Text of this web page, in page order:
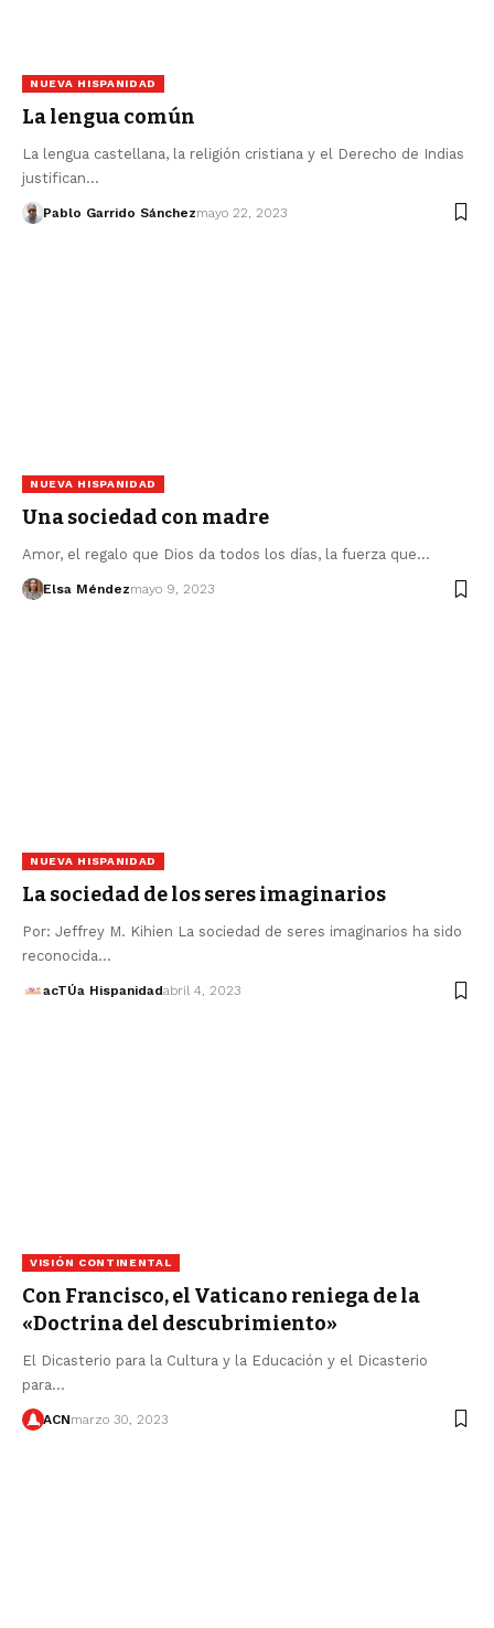
NUEVA HISPANIDAD
La lengua común
La lengua castellana, la religión cristiana y el Derecho de Indias
justifican…
Pablo Garrido Sánchezmayo 22, 2023
NUEVA HISPANIDAD
Una sociedad con madre
Amor, el regalo que Dios da todos los días, la fuerza que…
Elsa Méndezmayo 9, 2023
NUEVA HISPANIDAD
La sociedad de los seres imaginarios
Por: Jeffrey M. Kihien La sociedad de seres imaginarios ha sido
reconocida…
acTÚa Hispanidadabril 4, 2023
VISIÓN CONTINENTAL
Con Francisco, el Vaticano reniega de la
«Doctrina del descubrimiento»
El Dicasterio para la Cultura y la Educación y el Dicasterio
para…
ACNmarzo 30, 2023